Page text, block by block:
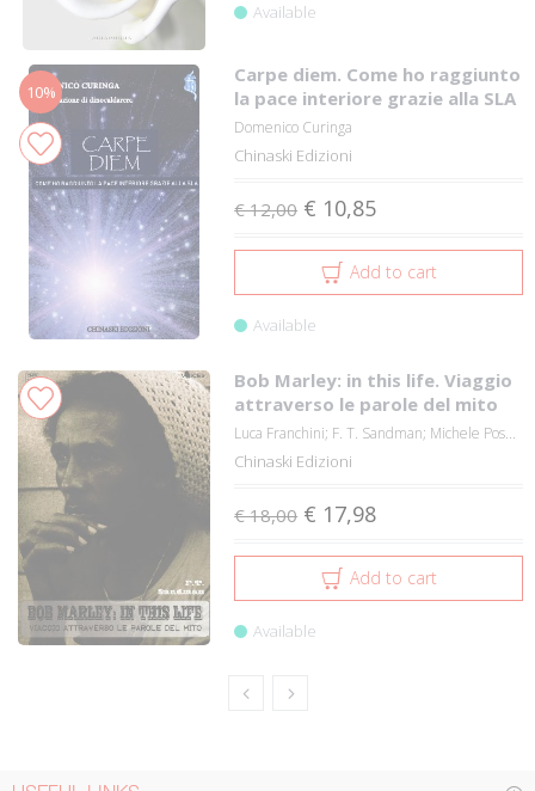
Available
10%
Carpe diem. Come ho raggiunto
la pace interiore grazie alla SLA
Domenico Curinga
Chinaski Edizioni
€ 12,00 € 10,85
Add to cart
Available
Bob Marley: in this life. Viaggio
attraverso le parole del mito
Luca Franchini; F. T. Sandman; Michele Pos...
Chinaski Edizioni
€ 18,00 € 17,98
Add to cart
Available